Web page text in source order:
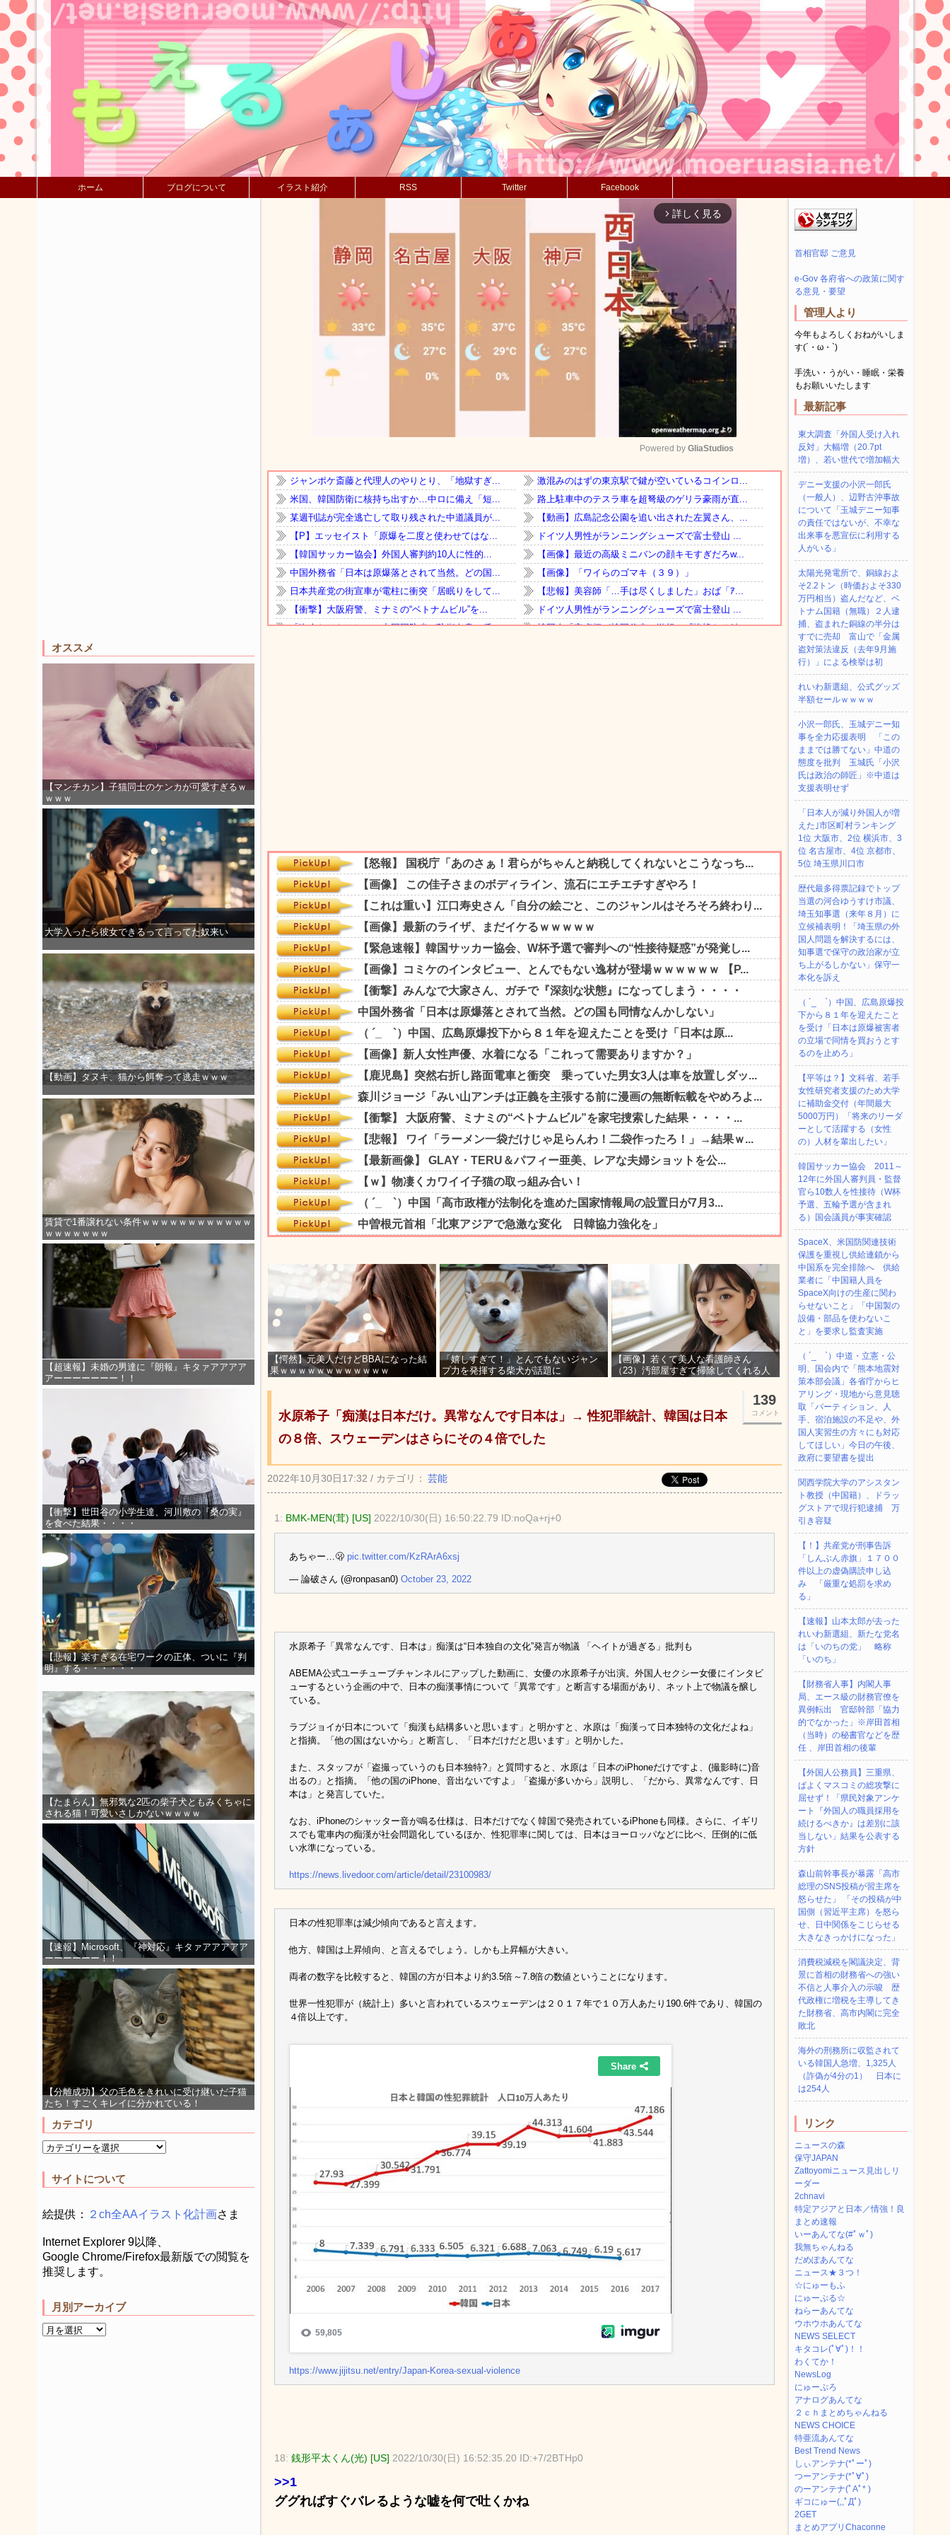
ホーム ブログについて イラスト紹介 RSS Twitter Facebook
オススメ
【マンチカン】子猫同士のケンカが可愛すぎるｗ
ｗｗｗ
大学入ったら彼女できるって言ってた奴来い
【動画】タヌキ、猫から餌奪って逃走ｗｗｗ
賃貸で1番譲れない条件ｗｗｗｗｗｗｗｗｗｗｗｗ
ｗｗｗｗｗｗｗ
【超速報】未婚の男達に『朗報』キタァアアアア
アーーーーーーー！！
【衝撃】世田谷の小学生達、河川敷の『桑の実』
を食べた結果・・・・
【悲報】楽すぎる在宅ワークの正体、ついに『判
明』する・・・・・・
【たまらん】無邪気な2匹の柴子犬ともみくちゃに
される猫！可愛いさしかないｗｗｗｗ
【速報】Microsoft、『神対応』キタァアアアアア
ーーーーーー！！
【分離成功】父の毛色をきれいに受け継いだ子猫
たち！すごくキレイに分かれている！
カテゴリ
サイトについて
絵提供： ２ch全AAイラスト化計画さま
Internet Explorer 9以降、
Google Chrome/Firefox最新版での閲覧を
推奨します。
月別アーカイブ
arrow_forward_ios 詳しく見る
Mute
Powered by GliaStudios
【愕然】元美人だけどBBAになった結
果ｗｗｗｗｗｗｗｗｗｗｗｗ
「嬉しすぎて！」とんでもないジャン
プ力を発揮する柴犬が話題に
【画像】若くて美人な看護師さん
（23）汚部屋すぎて掃除してくれる人
139
コメント
水原希子「痴漢は日本だけ。異常なんです日本は」→ 性犯罪統計、韓国は日本
の８倍、スウェーデンはさらにその４倍でした
2022年10月30日17:32 / カテゴリ： 芸能
1: BMK-MEN(茸) [US] 2022/10/30(日) 16:50:22.79 ID:noQa+rj+0
あちゃー…🫢 pic.twitter.com/KzRArA6xsj
— 論破さん (@ronpasan0) October 23, 2022
水原希子「異常なんです、日本は」痴漢は“日本独自の文化”発言が物議 「ヘイトが過ぎる」批判も
ABEMA公式ユーチューブチャンネルにアップした動画に、女優の水原希子が出演。外国人セクシー女優にインタビ
ューするという企画の中で、日本の痴漢事情について「異常です」と断言する場面があり、ネット上で物議を醸し
ている。
ラブジョイが日本について「痴漢も結構多いと思います」と明かすと、水原は「痴漢って日本独特の文化だよね」
と指摘。「他の国はないから」と断言し、「日本だけだと思います」と明かした。
また、スタッフが「盗撮っていうのも日本独特?」と質問すると、水原は「日本のiPhoneだけですよ、(撮影時に)音
出るの」と指摘。「他の国のiPhone、音出ないですよ」「盗撮が多いから」説明し、「だから、異常なんです、日
本は」と発言していた。
なお、iPhoneのシャッター音が鳴る仕様は、日本だけでなく韓国で発売されているiPhoneも同様。さらに、イギリ
スでも電車内の痴漢が社会問題化しているほか、性犯罪率に関しては、日本はヨーロッパなどに比べ、圧倒的に低
い水準になっている。
https://news.livedoor.com/article/detail/23100983/
日本の性犯罪率は減少傾向であると言えます。
他方、韓国は上昇傾向、と言えるでしょう。しかも上昇幅が大きい。
両者の数字を比較すると、韓国の方が日本より約3.5倍～7.8倍の数値ということになります。
世界一性犯罪が（統計上）多いと言われているスウェーデンは２０１７年で１０万人あたり190.6件であり、韓国の
４倍以上です。
https://www.jijitsu.net/entry/Japan-Korea-sexual-violence
18: 銭形平太くん(光) [US] 2022/10/30(日) 16:52:35.20 ID:+7/2BTHp0
>>1
ググればすぐバレるような嘘を何で吐くかね
首相官邸 ご意見
e-Gov 各府省への政策に関す
る意見・要望
管理人より
今年もよろしくおねがいしま
す(´・ω・`)
手洗い・うがい・睡眠・栄養
もお願いいたします
最新記事
東大調査「外国人受け入れ
反対」大幅増（20.7pt
増）、若い世代で増加幅大
デニー支援の小沢一郎氏
（一般人）、辺野古沖事故
について「玉城デニー知事
の責任ではないが、不幸な
出来事を悪宣伝に利用する
人がいる」
太陽光発電所で、銅線およ
そ2.2トン（時価およそ330
万円相当）盗んだなど、ベ
トナム国籍（無職）２人逮
捕、盗まれた銅線の半分は
すでに売却 富山で「金属
盗対策法違反（去年9月施
行）」による検挙は初
れいわ新選組、公式グッズ
半額セールｗｗｗｗ
小沢一郎氏、玉城デニー知
事を全力応援表明 「この
ままでは勝てない」中道の
態度を批判 玉城氏「小沢
氏は政治の師匠」※中道は
支援表明せず
「日本人が減り外国人が増
えた｣市区町村ランキング
1位 大阪市、2位 横浜市、3
位 名古屋市、4位 京都市、
5位 埼玉県川口市
歴代最多得票記録でトップ
当選の河合ゆうすけ市議、
埼玉知事選（来年８月）に
立候補表明！「埼玉県の外
国人問題を解決するには、
知事選で保守の政治家が立
ち上がるしかない」保守一
本化を訴え
（ ´_ゝ`）中国、広島原爆投
下から８１年を迎えたこと
を受け「日本は原爆被害者
の立場で同情を買おうとす
るのを止めろ」
【平等は？】文科省、若手
女性研究者支援のため大学
に補助金交付（年間最大
5000万円）「将来のリーダ
ーとして活躍する（女性
の）人材を輩出したい」
韓国サッカー協会 2011～
12年に外国人審判員・監督
官ら10数人を性接待（W杯
予選、五輪予選が含まれ
る）国会議員が事実確認
SpaceX、米国防関連技術
保護を重視し供給連鎖から
中国系を完全排除へ 供給
業者に「中国籍人員を
SpaceX向けの生産に関わ
らせないこと」「中国製の
設備・部品を使わないこ
と」を要求し監査実施
（ ´_ゝ`）中道・立憲・公
明、国会内で「熊本地震対
策本部会議」各省庁からヒ
アリング・現地から意見聴
取「パーティション、人
手、宿泊施設の不足や、外
国人実習生の方々にも対応
してほしい」今日の午後、
政府に要望書を提出
関西学院大学のアシスタン
ト教授（中国籍）、ドラッ
グストアで現行犯逮捕 万
引き容疑
【！】共産党が刑事告訴
「しんぶん赤旗」１７００
件以上の虚偽購読申し込
み 「厳重な処罰を求め
る」
【速報】山本太郎が去った
れいわ新選組、新たな党名
は「いのちの党」 略称
「いのち」
【財務省人事】内閣人事
局、エース級の財務官僚を
異例転出 官邸幹部「協力
的でなかった」※岸田首相
（当時）の秘書官などを歴
任 、岸田首相の後輩
【外国人公務員】三重県、
ぱよくマスコミの総攻撃に
屈せず！「県民対象アンケ
ート『外国人の職員採用を
続けるべきか』は差別に該
当しない」結果を公表する
方針
森山前幹事長が暴露「高市
総理のSNS投稿が習主席を
怒らせた」 「その投稿が中
国側（習近平主席）を怒ら
せ、日中関係をこじらせる
大きなきっかけになった」
消費税減税を閣議決定、背
景に首相の財務省への強い
不信と人事介入の示唆 歴
代政権に増税を主導してき
た財務省、高市内閣に完全
敗北
海外の刑務所に収監されて
いる韓国人急増、1,325人
（詐偽が4分の1） 日本に
は254人
リンク
ニュースの森
保守JAPAN
Zattoyomiニュース見出しリ
ーダー
2chnavi
特定アジアと日本／情強！良
まとめ速報
いーあんてな(#ﾟｗﾟ)
我無ちゃんねる
だめぽあんてな
ニュース★３つ！
☆にゅーもふ
にゅーぷる☆
ねらーあんてな
ウホウホあんてな
NEWS SELECT
キタコレ(ﾟ∀ﾟ)！！
わくてか！
NewsLog
にゅーぷろ
アナログあんてな
２ｃｈまとめちゃんねる
NEWS CHOICE
特亜流あんてな
Best Trend News
しぃアンテナ(*ﾟーﾟ)
つーアンテナ(*ﾟ∀ﾟ)
のーアンテナ(ﾟAﾟ* )
ギコにゅー(,,ﾟДﾟ)
2GET
まとめアプリChaconne